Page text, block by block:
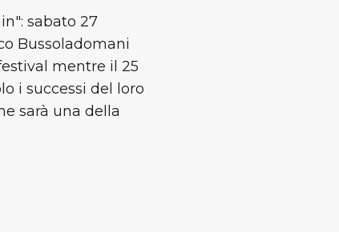
sabato 27
Bussoladomani
mentre il 25
i successi del loro
sarà una della